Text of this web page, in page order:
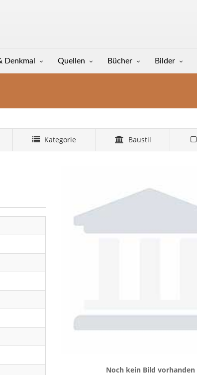
Denkmal Quellen Bücher Bilder
Kategorie Baustil
Noch kein Bild vorhanden